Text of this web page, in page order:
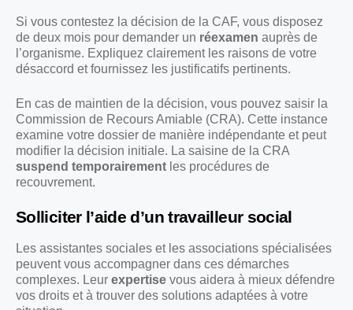
Si vous contestez la décision de la CAF, vous disposez
de deux mois pour demander un réexamen auprès de
l’organisme. Expliquez clairement les raisons de votre
désaccord et fournissez les justificatifs pertinents.
En cas de maintien de la décision, vous pouvez saisir la
Commission de Recours Amiable (CRA). Cette instance
examine votre dossier de manière indépendante et peut
modifier la décision initiale. La saisine de la CRA
suspend temporairement les procédures de
recouvrement.
Solliciter l’aide d’un travailleur social
Les assistantes sociales et les associations spécialisées
peuvent vous accompagner dans ces démarches
complexes. Leur expertise vous aidera à mieux défendre
vos droits et à trouver des solutions adaptées à votre